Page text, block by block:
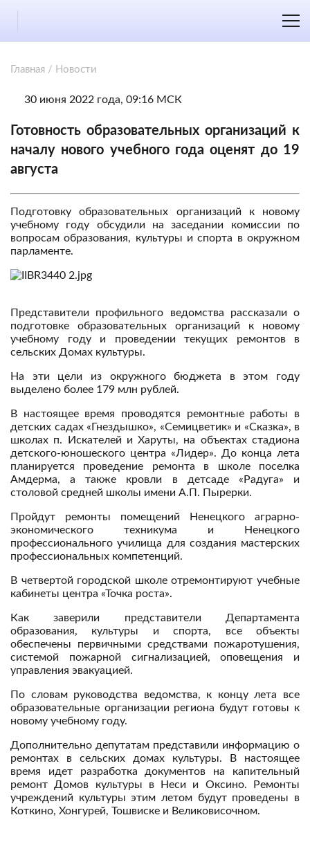
Главная / Новости
30 июня 2022 года, 09:16 МСК
Готовность образовательных организаций к
началу нового учебного года оценят до 19
августа
Подготовку образовательных организаций к новому
учебному году обсудили на заседании комиссии по
вопросам образования, культуры и спорта в окружном
парламенте.
Представители профильного ведомства рассказали о
подготовке образовательных организаций к новому
учебному году и проведении текущих ремонтов в
сельских Домах культуры.
На эти цели из окружного бюджета в этом году
выделено более 179 млн рублей.
В настоящее время проводятся ремонтные работы в
детских садах «Гнездышко», «Семицветик» и «Сказка», в
школах п. Искателей и Харуты, на объектах стадиона
детского-юношеского центра «Лидер». До конца лета
планируется проведение ремонта в школе поселка
Амдерма, а также кровли в детсаде «Радуга» и
столовой средней школы имени А.П. Пырерки.
Пройдут ремонты помещений Ненецкого аграрно-
экономического техникума и Ненецкого
профессионального училища для создания мастерских
профессиональных компетенций.
В четвертой городской школе отремонтируют учебные
кабинеты центра «Точка роста».
Как заверили представители Департамента
образования, культуры и спорта, все объекты
обеспечены первичными средствами пожаротушения,
системой пожарной сигнализацией, оповещения и
управления эвакуацией.
По словам руководства ведомства, к концу лета все
образовательные организации региона будут готовы к
новому учебному году.
Дополнительно депутатам представили информацию о
ремонтах в сельских домах культуры. В настоящее
время идет разработка документов на капительный
ремонт Домов культуры в Неси и Оксино. Ремонты
учреждений культуры этим летом будут проведены в
Коткино, Хонгурей, Тошвиске и Великовисочном.